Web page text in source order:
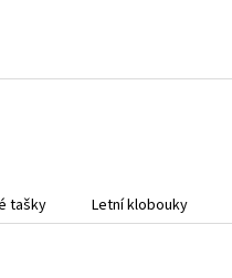
tašky Letní klobouky